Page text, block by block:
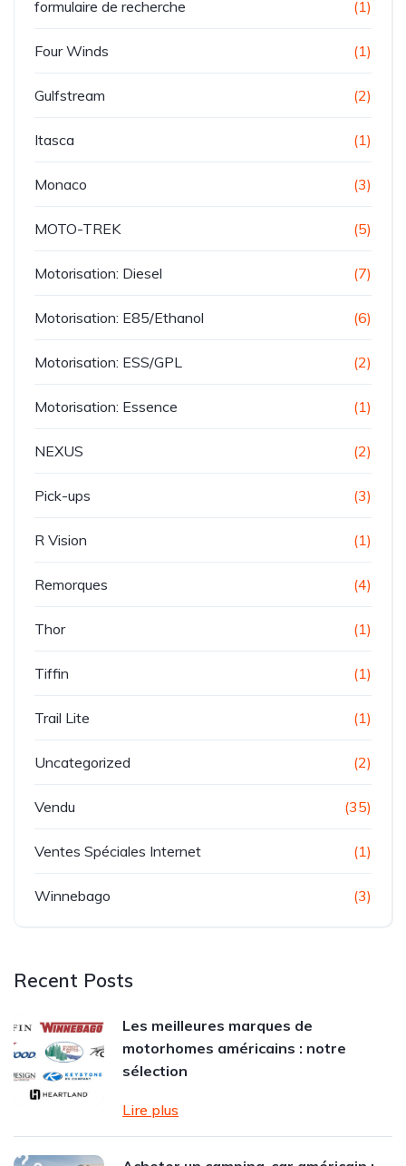
formulaire de recherche (1)
Four Winds (1)
Gulfstream (2)
Itasca (1)
Monaco (3)
MOTO-TREK (5)
Motorisation: Diesel (7)
Motorisation: E85/Ethanol (6)
Motorisation: ESS/GPL (2)
Motorisation: Essence (1)
NEXUS (2)
Pick-ups (3)
R Vision (1)
Remorques (4)
Thor (1)
Tiffin (1)
Trail Lite (1)
Uncategorized (2)
Vendu (35)
Ventes Spéciales Internet (1)
Winnebago (3)
Recent Posts
Les meilleures marques de
motorhomes américains : notre
sélection
Lire plus